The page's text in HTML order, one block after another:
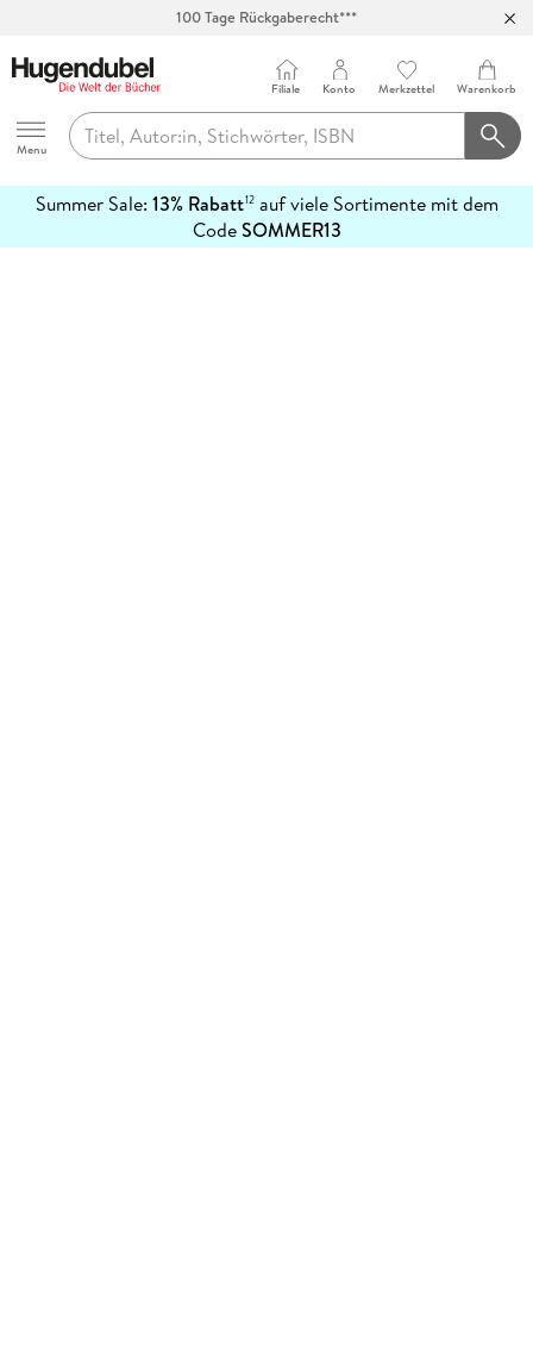
100 Tage Rückgaberecht***
Hugendubel
Menu
Filiale Konto Merkzettel Warenkorb
Summer Sale: 13% Rabatt12auf viele Sortimente mit dem
CodeSOMMER13
erfahren